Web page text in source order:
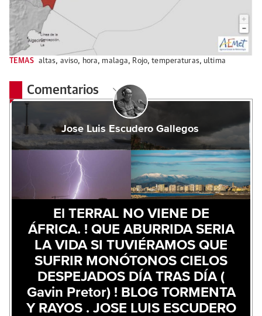
TEMAS altas, aviso, hora, malaga, Rojo,temperaturas, ultima
Comentarios
Jose Luis Escudero Gallegos
El TERRAL NO VIENE DE
ÁFRICA. ! QUE ABURRIDA SERIA
LA VIDA SI TUVIÉRAMOS QUE
SUFRIR MONÓTONOS CIELOS
DESPEJADOS DÍA TRAS DÍA (
Gavin Pretor) ! BLOG TORMENTA
Y RAYOS . JOSE LUIS ESCUDERO